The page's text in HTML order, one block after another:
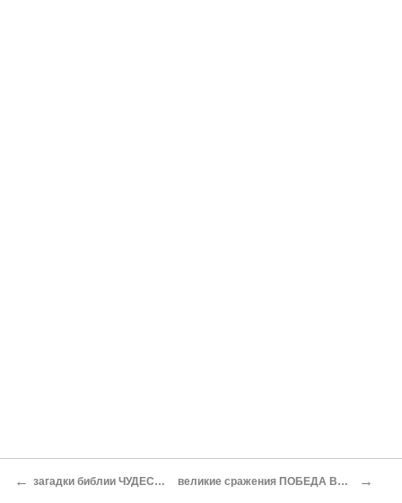
← загадки библии ЧУДЕСА МОИСЕЯ великие сражения ПОБЕДА ВЫСТОЯВШИХ →